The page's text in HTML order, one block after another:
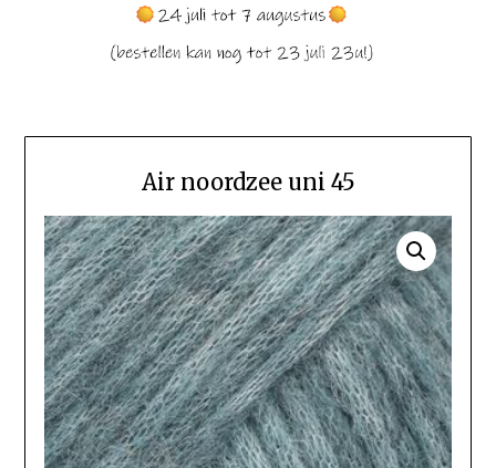
Air noordzee uni 45